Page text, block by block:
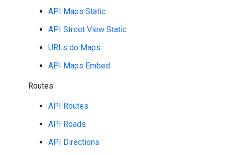
API Maps Static
API Street View Static
URLs do Maps
API Maps Embed
Routes:
API Routes
API Roads
API Directions